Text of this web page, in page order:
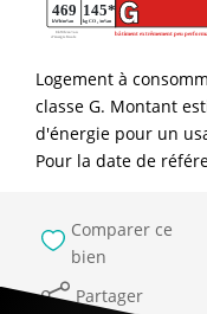
Logement à
classe G. Montant
d'énergie pour un
Pour la date de
Comparer ce
bien
Partager